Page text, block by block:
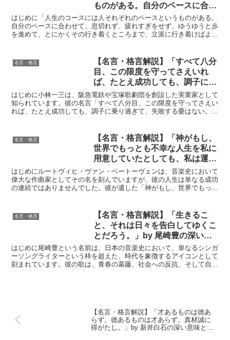
ものがある。自分のペースに合わ
せて、息切れず、疲れすぎをせ
ず、ゆうゆうと歩を進めて、とに
かくその行き着くところまで、立
by 石坂泰三の深い意味と得られ
る教訓
はじめに「人生のコースには人それぞれのペースというものがある。
自分のペースに合わせて、息切れず、疲れすぎをせず、ゆうゆうと歩
を進めて、とにかくその行き着くところまで、立派に行き着けばよろ
名言・格言
【名言・格言解説】「すべて八分
目、この限度を守ってさえいれ
ば、たとえ成功しても、調子に乗
り過ぎて、失敗する憂はない。」
by 小林一三の深い意味と得られ
る教訓
はじめに小林一三は、阪急電鉄や宝塚歌劇団を創設した実業家として
知られています。彼の名言「すべて八分目、この限度を守ってさえい
れば、たとえ成功しても、調子に乗り過ぎて、失敗する憂はない。」
名言・格言
【名言・格言解説】「神がもし、
世界でもっとも不幸な人生を私に
用意していたとしても、私は運命
に立ち向かう」by ベートーヴェ
ンの深い意味と得られる教訓
はじめにルートヴィヒ・ヴァン・ベートーヴェンは、音楽史において
偉大な作曲家としてその名を刻んでいますが、彼の人生は単なる成功
の連続ではありませんでした。彼が遺した「神がもし、世界でもっと
名言・格言
【名言・格言解説】「生きるこ
と、それは日々を告白してゆくこ
とだろう。」by 尾崎豊の深い意
味と得られる教訓
はじめに尾崎豊という名前は、日本の音楽史において、単なるシンガ
ーソングライターという枠を超えた、時代を象徴するアイコンとして
刻まれています。彼の歌は、青春の葛藤、社会への反抗、そして自己
【名言・格言解説】「才あるものは徳あ
らず。徳あるものは才あらず。真材誠に
得がたし。」by 新井白石の深い意味と得